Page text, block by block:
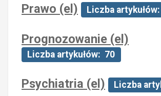
Prawo (el) Liczba
Prognozowanie (el)
Liczba artykułów: 70
Psychiatria (el) Liczba